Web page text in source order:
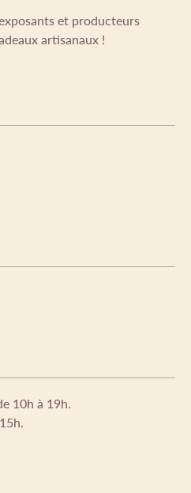
et producteurs
artisanaux !
10h à 19h.